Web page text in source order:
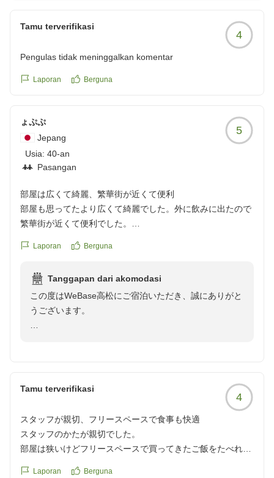
に立てたとのこともうれしく思っております。
当館は瓦町駅や商店街にも近く、観光やお食事にも便利
な立地となっておりますので、次回高松へお越しの際も
「また泊まりたいホテルです！」というお言葉は、私ど
もにとって何よりの励みです。これからも皆様に快適に
お過ごしいただけるホテルを目指し、スタッフ一同努め
またお会いできます日を心より楽しみにしております。
WeBase 高松 中村
Tamu terverifikasi
4
Pengulas tidak meninggalkan komentar
Laporan Berguna
ょぷぷ
Jepang
Usia: 40-an
Pasangan
5
部屋は広くて綺麗、繁華街が近くて便利
部屋も思ってたより広くて綺麗でした。外に飲みに出たので
繁華街が近くて便利でした。
https://review.travel.rakuten.co.jp/hotel/voice/168533?
Laporan Berguna
Tanggapan dari akomodasi
この度はWeBase高松にご宿泊いただき、誠にありがと
うございます。
います。繁華街にも近く、お食事やお買い物など、高松
でのご滞在を便利にお楽しみいただけたのであれば幸い
これからも快適にお過ごしいただけるホテルを目指し、
Tamu terverifikasi
4
スタッフが親切、フリースペースで食事も快適
スタッフのかたが親切でした。
部屋は狭いけどフリースペースで買ってきたご飯をたべれま
Laporan Berguna